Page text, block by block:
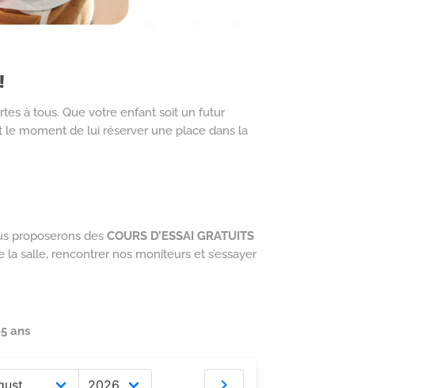
à tous. Que votre enfant soit un futur
le moment de lui réserver une place dans la
proposerons des COURS D’ESSAI GRATUITS
la salle, rencontrer nos moniteurs et s’essayer
ans